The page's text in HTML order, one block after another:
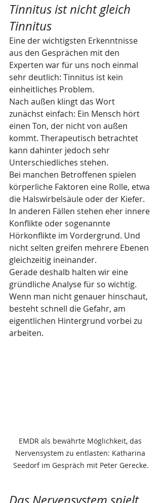
Tinnitus ist nicht gleich
Tinnitus
Eine der wichtigsten Erkenntnisse
aus den Gesprächen mit den
Experten war für uns noch einmal
sehr deutlich: Tinnitus ist kein
einheitliches Problem.
Nach außen klingt das Wort
zunächst einfach: Ein Mensch hört
einen Ton, der nicht von außen
kommt. Therapeutisch betrachtet
kann dahinter jedoch sehr
Unterschiedliches stehen.
Bei manchen Betroffenen spielen
körperliche Faktoren eine Rolle, etwa
die Halswirbelsäule oder der Kiefer.
In anderen Fällen stehen eher innere
Konflikte oder sogenannte
Hörkonflikte im Vordergrund. Und
nicht selten greifen mehrere Ebenen
gleichzeitig ineinander.
Gerade deshalb halten wir eine
gründliche Analyse für so wichtig.
Wenn man nicht genauer hinschaut,
besteht schnell die Gefahr, am
eigentlichen Hintergrund vorbei zu
arbeiten.
EMDR als bewährte Möglichkeit, das
Nervensystem zu entlasten: Katharina
Seedorf im Gespräch mit Peter Gerecke.
Das Nervensystem spielt